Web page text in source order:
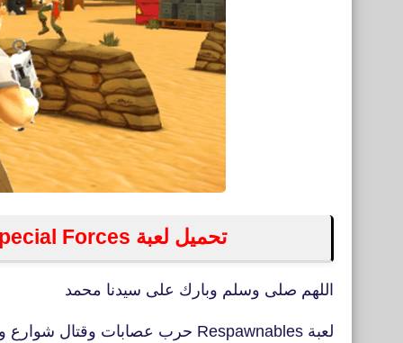
تحميل لعبة Respawnables Special Forces‏ للأندرويد والأيفون
اللهم صلى وسلم وبارك على سيدنا محمد
لعبة Respawnables حرب عصابات وقتال شوارع ومتعددة الاعبين